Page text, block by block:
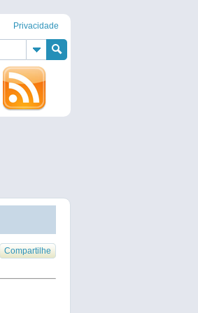
Privacidade
Compartilhe